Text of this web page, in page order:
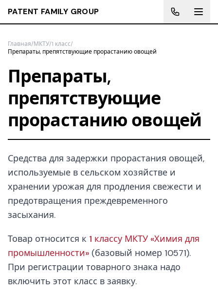
PATENT FAMILY GROUP
Главная/МКТУ/1 класс/
Препараты, препятствующие прорастанию овощей
Препараты,
препятствующие
прорастанию овощей
Средства для задержки прорастания овощей,
используемые в сельском хозяйстве и
хранении урожая для продления свежести и
предотвращения преждевременного
засыхания.
Товар относится к 1 классу МКТУ «Химия для
промышленности» (базовый номер 10571).
При регистрации товарного знака надо
включить этот класс в заявку.